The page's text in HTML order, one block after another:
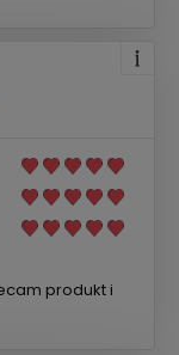
produkt i